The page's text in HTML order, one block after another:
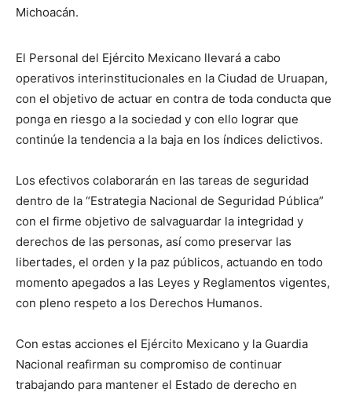
Michoacán.
El Personal del Ejército Mexicano llevará a cabo
operativos interinstitucionales en la Ciudad de Uruapan,
con el objetivo de actuar en contra de toda conducta que
ponga en riesgo a la sociedad y con ello lograr que
continúe la tendencia a la baja en los índices delictivos.
Los efectivos colaborarán en las tareas de seguridad
dentro de la “Estrategia Nacional de Seguridad Pública”
con el firme objetivo de salvaguardar la integridad y
derechos de las personas, así como preservar las
libertades, el orden y la paz públicos, actuando en todo
momento apegados a las Leyes y Reglamentos vigentes,
con pleno respeto a los Derechos Humanos.
Con estas acciones el Ejército Mexicano y la Guardia
Nacional reafirman su compromiso de continuar
trabajando para mantener el Estado de derecho en